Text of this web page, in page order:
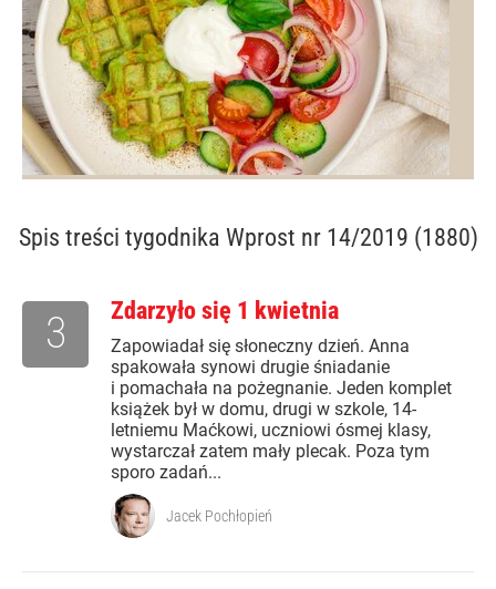
Spis treści tygodnika Wprost nr 14/2019 (1880)
Zdarzyło się 1 kwietnia
Zapowiadał się słoneczny dzień. Anna
spakowała synowi drugie śniadanie
i pomachała na pożegnanie. Jeden komplet
książek był w domu, drugi w szkole, 14-
letniemu Maćkowi, uczniowi ósmej klasy,
wystarczał zatem mały plecak. Poza tym
sporo zadań...
3
Jacek Pochłopień